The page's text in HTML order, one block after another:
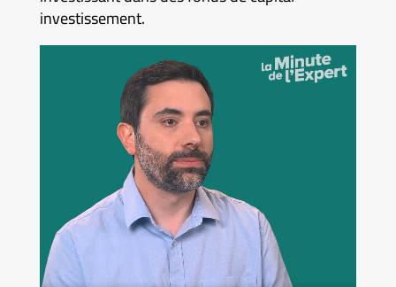
investissement.